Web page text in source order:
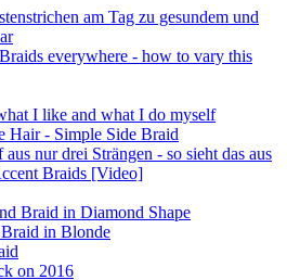
am Tag zu gesundem und
everywhere - how to vary this
I like and what I do myself
Hair - Simple Side Braid
nur drei Strängen - so sieht das aus
Braids [Video]
Braid in Diamond Shape
in Blonde
on 2016